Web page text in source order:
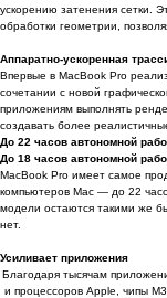
ускорению затенения сетки.
обработки геометрии,
Аппаратно-ускоренная
Впервые в MacBook Pro
сочетании с новой
приложениям выполнять
создавать более
До 22 часов автономной
До 18 часов автономной
MacBook Pro имеет самое
компьютеров Mac — до 22
модели остаются такими же
нет.
Усиливает приложения
Благодаря тысячам
и процессоров Apple, чипы